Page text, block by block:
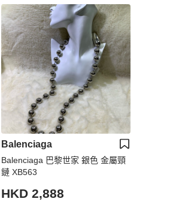
Balenciaga
Balenciaga 巴黎世家 銀色 金屬頸
鏈 XB563
HKD 2,888